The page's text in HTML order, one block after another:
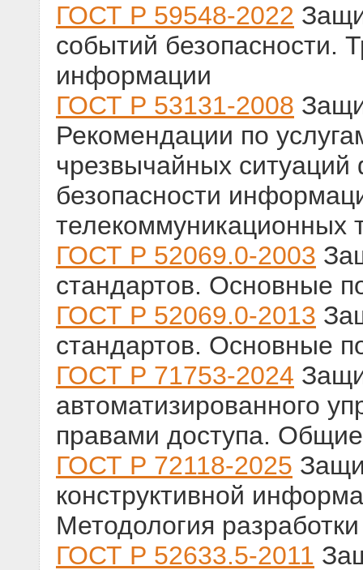
ГОСТ Р 59548-2022
событий безопасности.
информации
ГОСТ Р 53131-2008
Рекомендации по
чрезвычайных
безопасности
телекоммуникационных
ГОСТ Р 52069.0-2003
стандартов. Основные
ГОСТ Р 52069.0-2013
стандартов. Основные
ГОСТ Р 71753-2024
автоматизированного
правами доступа.
ГОСТ Р 72118-2025
конструктивной
Методология разработки
ГОСТ Р 52633.5-2011